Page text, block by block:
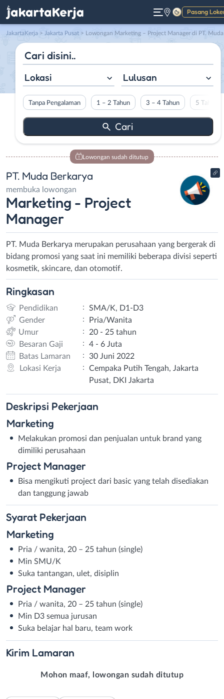
Pasang
Gelap
JakartaKerja > Jakarta Pusat > Lowongan Marketing – Project Manager di PT. Muda
Lokasi Lulusan
Tanpa Pengalaman 1 – 2 Tahun 3 – 4 Tahun 5 Tahun
Lowongan sudah ditutup
PT. Muda Berkarya
membuka lowongan
Marketing - Project
Manager
PT. Muda Berkarya merupakan perusahaan yang bergerak di
bidang promosi yang saat ini memiliki beberapa divisi seperti
kosmetik, skincare, dan otomotif.
Ringkasan
Pendidikan :
SMA/K, D1-D3
Gender
:
Pria/Wanita
Umur
:
20 - 25 tahun
Besaran Gaji
:
4 - 6 Juta
Batas Lamaran
:
30 Juni 2022
Lokasi Kerja
:
Cempaka Putih Tengah, Jakarta
Pusat, DKI Jakarta
Deskripsi Pekerjaan
Marketing
Melakukan promosi dan penjualan untuk brand yang
dimiliki perusahaan
Project Manager
Bisa mengikuti project dari basic yang telah disediakan
dan tanggung jawab
Syarat Pekerjaan
Marketing
Pria / wanita, 20 – 25 tahun (single)
Min SMU/K
Suka tantangan, ulet, disiplin
Project Manager
Pria / wanita, 20 – 25 tahun (single)
Min D3 semua jurusan
Suka belajar hal baru, team work
Kirim Lamaran
Mohon maaf, lowongan sudah ditutup